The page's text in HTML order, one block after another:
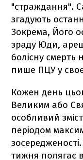
"страждання".
згадують
Зокрема, Його
зраду Юди,
болісну смерть
пише ПЦУ у
Кожен день
Великим або
особливий
періодом
тижня полягає